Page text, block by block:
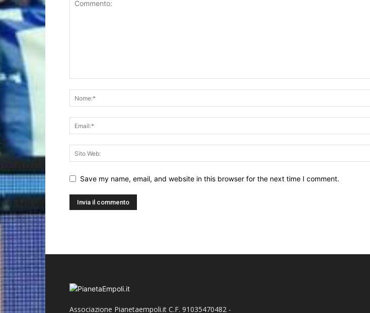
Save my name, email, and website in this browser for the next time I comment.
Associazione Pianetaempoli.it C.F. 91035470482 -